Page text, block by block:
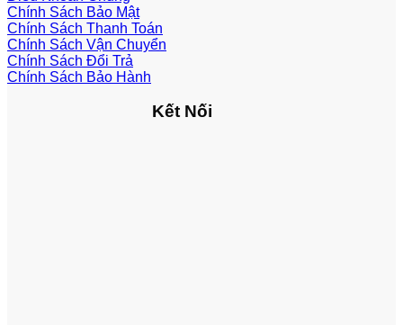
Chính Sách Bảo Mật
Chính Sách Thanh Toán
Chính Sách Vận Chuyển
Chính Sách Đổi Trả
Chính Sách Bảo Hành
Kết Nối